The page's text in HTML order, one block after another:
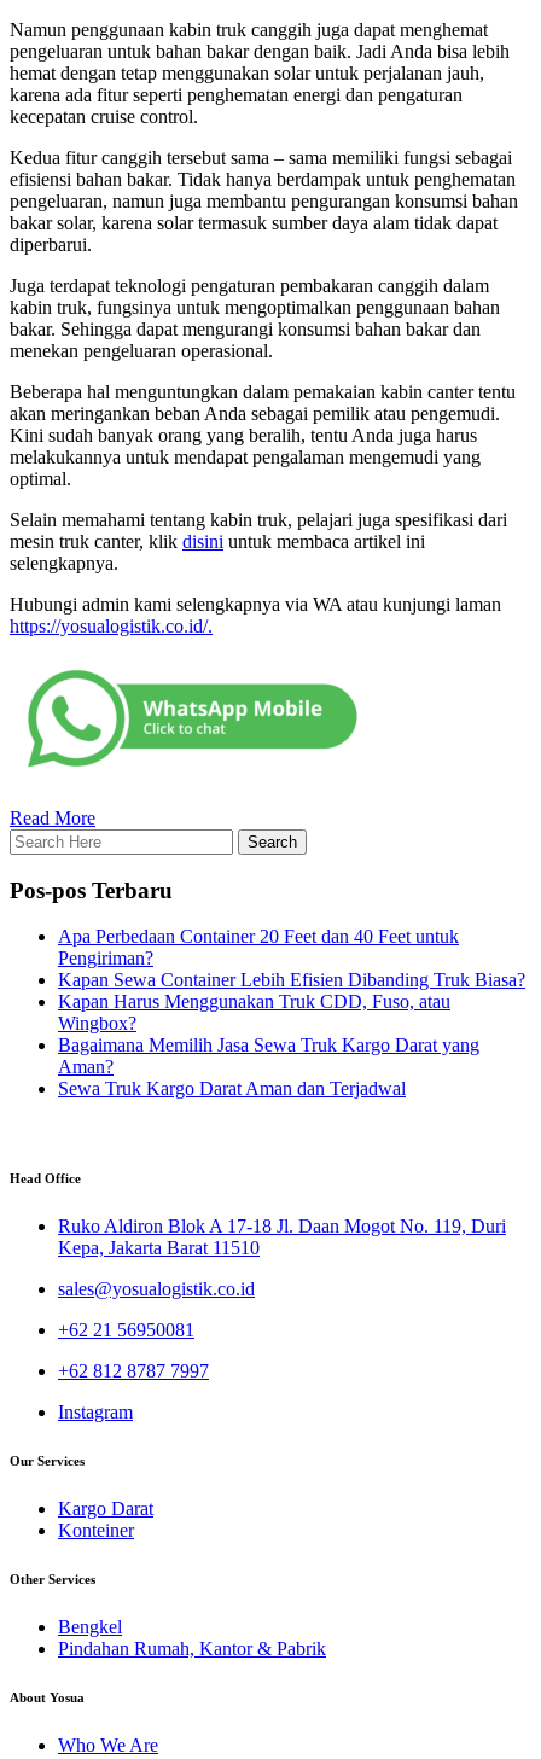
Namun penggunaan kabin truk canggih juga dapat menghemat
pengeluaran untuk bahan bakar dengan baik. Jadi Anda bisa lebih
hemat dengan tetap menggunakan solar untuk perjalanan jauh,
karena ada fitur seperti penghematan energi dan pengaturan
kecepatan cruise control.
Kedua fitur canggih tersebut sama – sama memiliki fungsi sebagai
efisiensi bahan bakar. Tidak hanya berdampak untuk penghematan
pengeluaran, namun juga membantu pengurangan konsumsi bahan
bakar solar, karena solar termasuk sumber daya alam tidak dapat
diperbarui.
Juga terdapat teknologi pengaturan pembakaran canggih dalam
kabin truk, fungsinya untuk mengoptimalkan penggunaan bahan
bakar. Sehingga dapat mengurangi konsumsi bahan bakar dan
menekan pengeluaran operasional.
Beberapa hal menguntungkan dalam pemakaian kabin canter tentu
akan meringankan beban Anda sebagai pemilik atau pengemudi.
Kini sudah banyak orang yang beralih, tentu Anda juga harus
melakukannya untuk mendapat pengalaman mengemudi yang
optimal.
Selain memahami tentang kabin truk, pelajari juga spesifikasi dari
mesin truk canter, klik disini untuk membaca artikel ini
selengkapnya.
Hubungi admin kami selengkapnya via WA atau kunjungi laman
https://yosualogistik.co.id/.
Read More
Pos-pos Terbaru
Apa Perbedaan Container 20 Feet dan 40 Feet untuk
Pengiriman?
Kapan Sewa Container Lebih Efisien Dibanding Truk Biasa?
Kapan Harus Menggunakan Truk CDD, Fuso, atau
Wingbox?
Bagaimana Memilih Jasa Sewa Truk Kargo Darat yang
Aman?
Sewa Truk Kargo Darat Aman dan Terjadwal
Head Office
Ruko Aldiron Blok A 17-18 Jl. Daan Mogot No. 119, Duri
Kepa, Jakarta Barat 11510
sales@yosualogistik.co.id
+62 21 56950081
+62 812 8787 7997
Instagram
Our Services
Kargo Darat
Konteiner
Other Services
Bengkel
Pindahan Rumah, Kantor & Pabrik
About Yosua
Who We Are